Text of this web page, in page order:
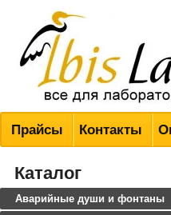
Всё для лабораторий
Прайсы Контакты
Каталог
Аварийные души и фонтаны